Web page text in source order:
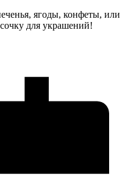
ягоды, конфеты, или
для украшений!